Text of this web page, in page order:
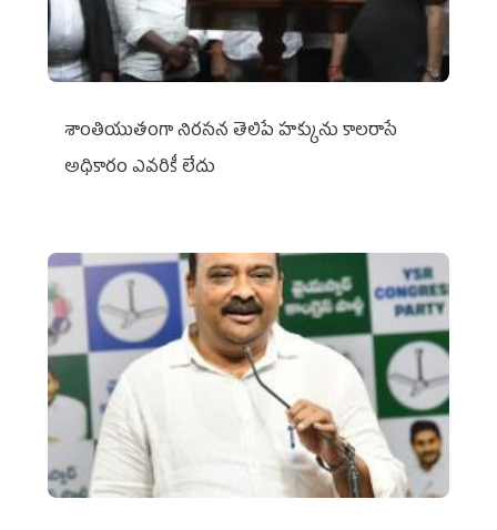
శాంతియుతంగా నిరసన తెలిపే హక్కును కాలరాసే
అధికారం ఎవరికీ లేదు